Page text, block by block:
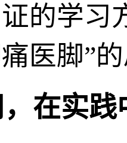
的学习
医脚”
在实践